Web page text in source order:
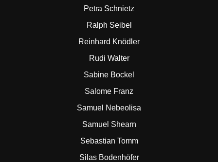
Petra Schnietz
Ralph Seibel
Reinhard Knödler
Rudi Walter
Sabine Bockel
Salome Franz
Samuel Nebeolisa
Samuel Shearn
Sebastian Tomm
Silas Bodenhöfer